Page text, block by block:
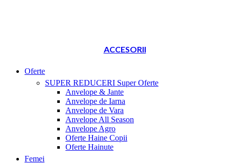
ACCESORII
Oferte
SUPER REDUCERI Super Oferte
Anvelope & Jante
Anvelope de Iarna
Anvelope de Vara
Anvelope All Season
Anvelope Agro
Oferte Haine Copii
Oferte Hainute
Femei